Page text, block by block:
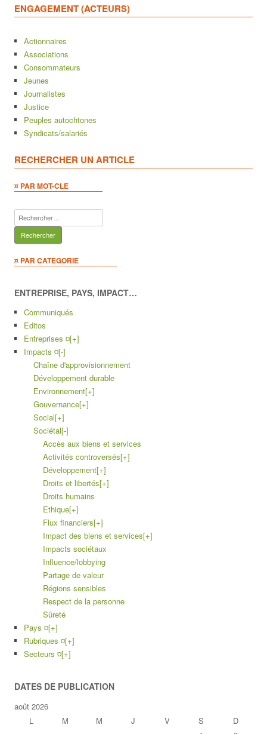
ENGAGEMENT (ACTEURS)
Actionnaires
Associations
Consommateurs
Jeunes
Journalistes
Justice
Peuples autochtones
Syndicats/salariés
RECHERCHER UN ARTICLE
¤ PAR MOT-CLE
Rechercher :
¤ PAR CATEGORIE
ENTREPRISE, PAYS, IMPACT…
Communiqués
Editos
Entreprises ¤[+]
Impacts ¤[-]
Chaîne d'approvisionnement
Développement durable
Environnement[+]
Gouvernance[+]
Social[+]
Sociétal[-]
Accès aux biens et services
Activités controversés[+]
Développement[+]
Droits et libertés[+]
Droits humains
Ethique[+]
Flux financiers[+]
Impact des biens et services[+]
Impacts sociétaux
Influence/lobbying
Partage de valeur
Régions sensibles
Respect de la personne
Sûreté
Pays ¤[+]
Rubriques ¤[+]
Secteurs ¤[+]
DATES DE PUBLICATION
août 2026
L
M M J V S
D